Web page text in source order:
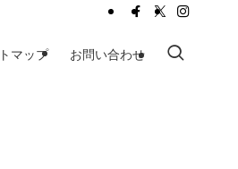
マップ お問い合わせ